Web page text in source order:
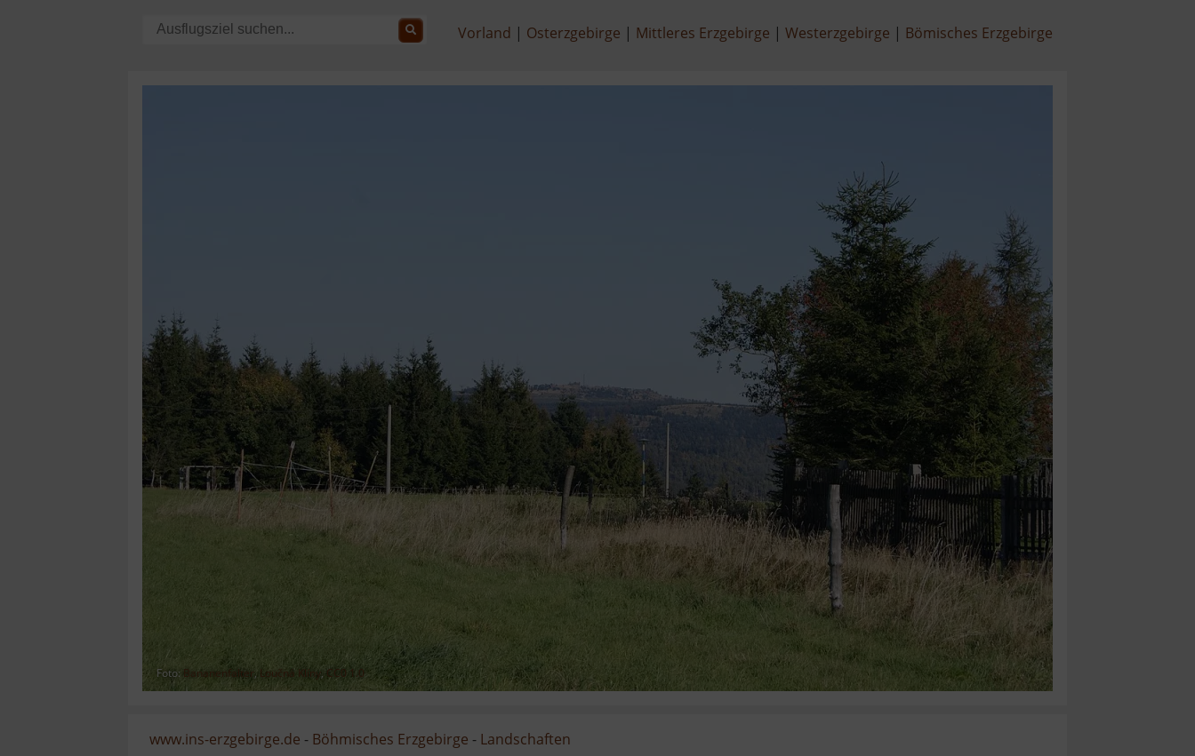
Vorland Osterzgebirge Mittleres Erzgebirge Westerzgebirge Bömisches Erzgebirge
Foto: Bananenfalter, Loučná Klíny,CC0 1.0
www.ins-erzgebirge.de - Böhmisches Erzgebirge - Landschaften